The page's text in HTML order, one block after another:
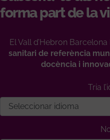
forma part de la
El Vall d’Hebron
sanitari de referència
docència i
Tria